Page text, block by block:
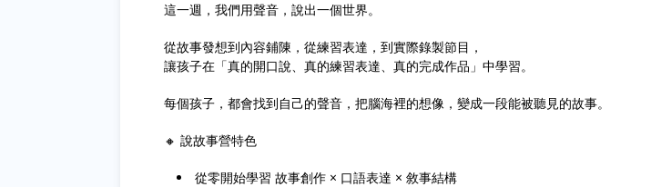
這一週，我們用聲音，說出一個世界。
從故事發想到內容鋪陳，從練習表達，到實際錄製節目，
讓孩子在「真的開口說、真的練習表達、真的完成作品」中學習。
每個孩子，都會找到自己的聲音，把腦海裡的想像，變成一段能被聽見的故事。
🔸 說故事營特色
從零開始學習 故事創作 × 口語表達 × 敘事結構